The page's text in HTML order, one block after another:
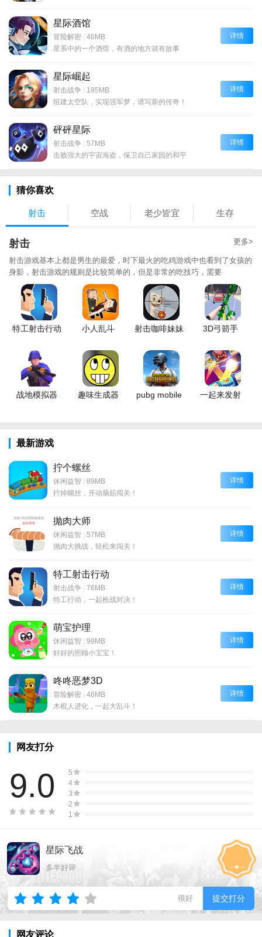
星际酒馆
冒险解密 | 46MB
星系中的一个酒馆，有酒的地方就有故事
详情
星际崛起
射击战争 | 195MB
组建太空队，实现强军梦，谱写新的传奇！
详情
砰砰星际
射击战争 | 57MB
击败强大的宇宙海盗，保卫自己家园的和平
详情
猜你喜欢
射击 空战 老少皆宜 生存
射击 更多>
射击游戏基本上都是男生的最爱，时下最火的吃鸡游戏中也看到了女孩的
身影，射击游戏的规则是比较简单的，但是非常的吃技巧，需要
特工射击行动 小人乱斗 射击咖啡妹妹 3D弓箭手
战地模拟器 趣味生成器 pubg mobile 一起来发射
最新游戏
拧个螺丝
休闲益智 | 89MB
拧掉螺丝，开动脑筋闯关！
详情
抛肉大师
休闲益智 | 57MB
抛肉大挑战，轻松来闯关！
详情
特工射击行动
射击战争 | 76MB
特工行动，一起枪战对决！
详情
萌宝护理
休闲益智 | 99MB
好好的照顾小宝宝！
详情
咚咚恶梦3D
冒险解密 | 46MB
木棍人进化，一起大乱斗！
详情
网友打分
9.0
5
4
3
2
1
星际飞战
多半好评
很好 提交打分
网友评论